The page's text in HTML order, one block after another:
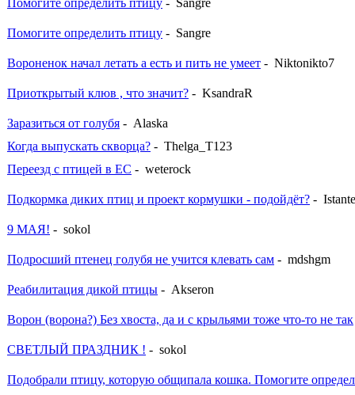
Помогите определить птицу - Sangre
Помогите определить птицу - Sangre
Вороненок начал летать а есть и пить не умеет - Niktonikto7
Приоткрытый клюв , что значит? - KsandraR
Заразиться от голубя - Alaska
Когда выпускать скворца? - Thelga_T123
Переезд с птицей в ЕС - weterock
Подкормка диких птиц и проект кормушки - подойдёт? - Istante
9 МАЯ! - sokol
Подросший птенец голубя не учится клевать сам - mdshgm
Реабилитация дикой птицы - Akseron
Ворон (ворона?) Без хвоста, да и с крыльями тоже что-то не так
СВЕТЛЫЙ ПРАЗДНИК ! - sokol
Подобрали птицу, которую общипала кошка. Помогите